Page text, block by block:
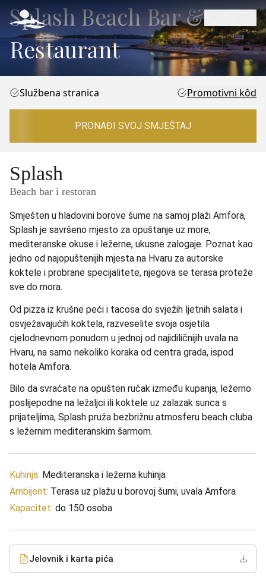
Splash Beach Bar &
Restaurant
Službena stranica Promotivni kôd
PRONAĐI SVOJ SMJEŠTAJ
Splash
Beach bar i restoran
Smješten u hladovini borove šume na samoj plaži Amfora,
Splash je savršeno mjesto za opuštanje uz more,
mediteranske okuse i ležerne, ukusne zalogaje. Poznat kao
jedno od najopuštenijih mjesta na Hvaru za autorske
koktele i probrane specijalitete, njegova se terasa proteže
sve do mora.
Od pizza iz krušne peći i tacosa do svježih ljetnih salata i
osvježavajućih koktela, razveselite svoja osjetila
cjelodnevnom ponudom u jednoj od najidiličnijih uvala na
Hvaru, na samo nekoliko koraka od centra grada, ispod
hotela Amfora.
Bilo da svraćate na opušten ručak između kupanja, ležerno
poslijepodne na ležaljci ili koktele uz zalazak sunca s
prijateljima, Splash pruža bezbrižnu atmosferu beach cluba
s ležernim mediteranskim šarmom.
Kuhinja: Mediteranska i ležerna kuhinja
Ambijent: Terasa uz plažu u borovoj šumi, uvala Amfora
Kapacitet: do 150 osoba
Jelovnik i karta pića